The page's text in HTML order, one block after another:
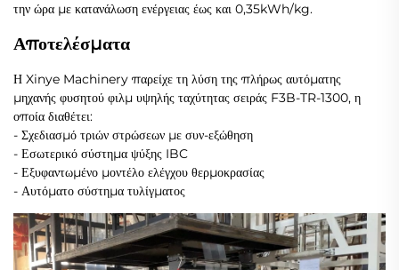
την ώρα με κατανάλωση ενέργειας έως και 0,35kWh/kg.
Αποτελέσματα
Η Xinye Machinery παρείχε τη λύση της πλήρως αυτόματης
μηχανής φυσητού φιλμ υψηλής ταχύτητας σειράς F3B-TR-1300, η
οποία διαθέτει:
- Σχεδιασμό τριών στρώσεων με συν-εξώθηση
- Εσωτερικό σύστημα ψύξης IBC
- Εξυφαντωμένο μοντέλο ελέγχου θερμοκρασίας
- Αυτόματο σύστημα τυλίγματος